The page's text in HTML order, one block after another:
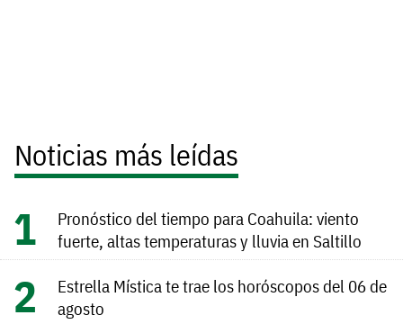
Noticias más leídas
Pronóstico del tiempo para Coahuila: viento
fuerte, altas temperaturas y lluvia en Saltillo
Estrella Mística te trae los horóscopos del 06 de
agosto